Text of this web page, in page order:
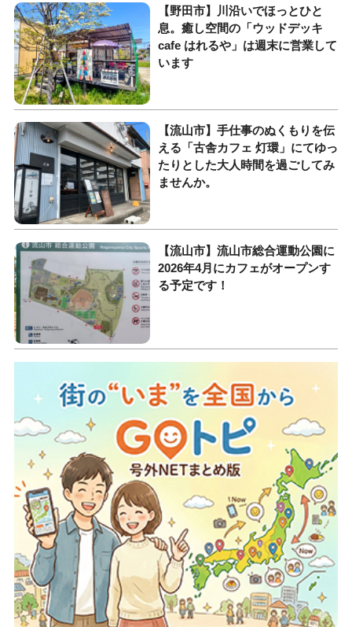
【野田市】川沿いでほっとひと
息。癒し空間の「ウッドデッキ
cafe はれるや」は週末に営業して
います
【流山市】手仕事のぬくもりを伝
える「古舎カフェ 灯環」にてゆっ
たりとした大人時間を過ごしてみ
ませんか。
【流山市】流山市総合運動公園に
2026年4月にカフェがオープンす
る予定です！